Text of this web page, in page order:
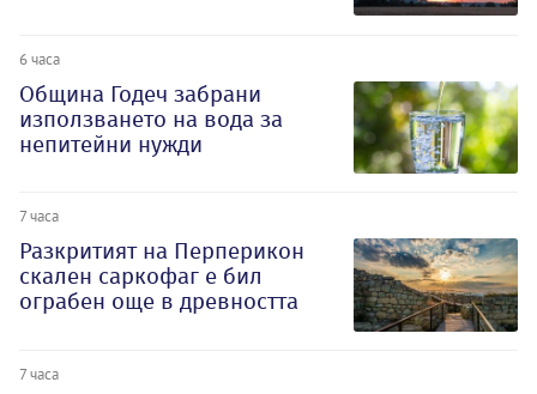
6 часа
Община Годеч забрани
използването на вода за
непитейни нужди
7 часа
Разкритият на Перперикон
скален саркофаг е бил
ограбен още в древността
7 часа